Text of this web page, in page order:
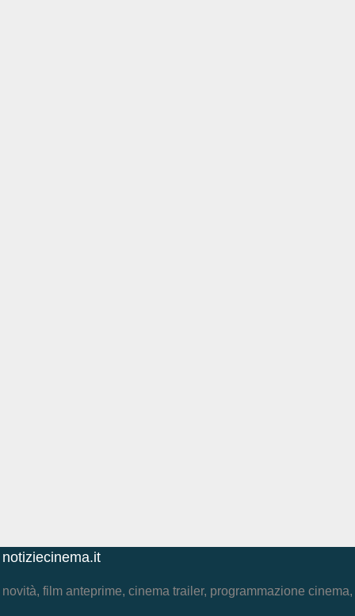
notiziecinema.it
novità, film anteprime, cinema trailer, programmazione